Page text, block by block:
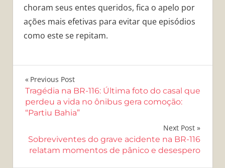
choram seus entes queridos, fica o apelo por
ações mais efetivas para evitar que episódios
como este se repitam.
Navegação
de
Post
Previous Post
Tragédia na BR-116: Última foto do casal que
perdeu a vida no ônibus gera comoção:
“Partiu Bahia”
Next Post
Sobreviventes do grave acidente na BR-116
relatam momentos de pânico e desespero